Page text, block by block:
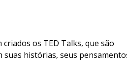
os TED Talks, que são
histórias, seus